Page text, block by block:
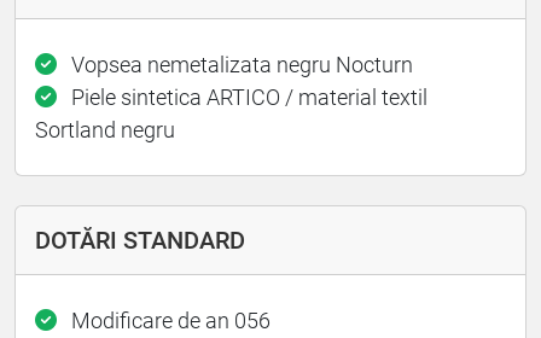
Vopsea nemetalizata negru Nocturn
Piele sintetica ARTICO / material textil
Sortland negru
DOTĂRI STANDARD
Modificare de an 056